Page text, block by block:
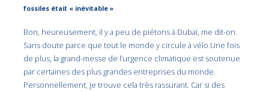
fossiles était « inévitable »
Bon, heureusement, il y a peu de piétons à Dubaï, me dit-on.
Sans doute parce que tout le monde y circule à vélo.Une fois
de plus, la grand-messe de l’urgence climatique est soutenue
par certaines des plus grandes entreprises du monde.
Personnellement, je trouve cela très rassurant. Car si des